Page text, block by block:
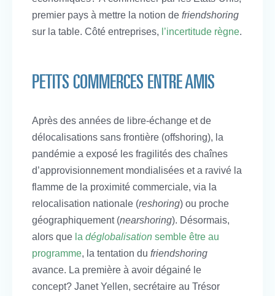
premier pays à mettre la notion de friendshoring
sur la table. Côté entreprises, l’incertitude règne.
PETITS COMMERCES ENTRE AMIS
Après des années de libre-échange et de
délocalisations sans frontière (offshoring), la
pandémie a exposé les fragilités des chaînes
d’approvisionnement mondialisées et a ravivé la
flamme de la proximité commerciale, via la
relocalisation nationale (reshoring) ou proche
géographiquement (nearshoring). Désormais,
alors que la déglobalisation semble être au
programme, la tentation du friendshoring
avance. La première à avoir dégainé le
concept? Janet Yellen, secrétaire au Trésor